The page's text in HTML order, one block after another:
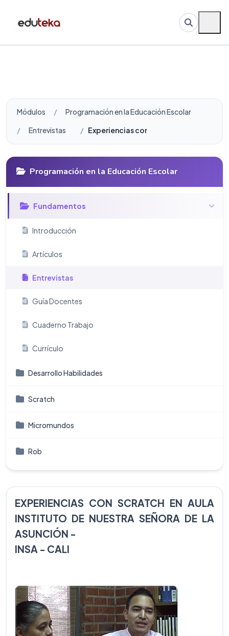
Módulos
Programación en la Educación Escolar
Entrevistas
Experiencias con Scratch en aula
Programación en la Educación Escolar
Fundamentos
Introducción
Artículos
Entrevistas
Guía Docentes
Cuaderno Trabajo
Currículo
Desarrollo Habilidades
Scratch
Micromundos
Rob
EXPERIENCIAS CON SCRATCH EN AULA
INSTITUTO DE NUESTRA SEÑORA DE LA
ASUNCIÓN -
INSA - CALI